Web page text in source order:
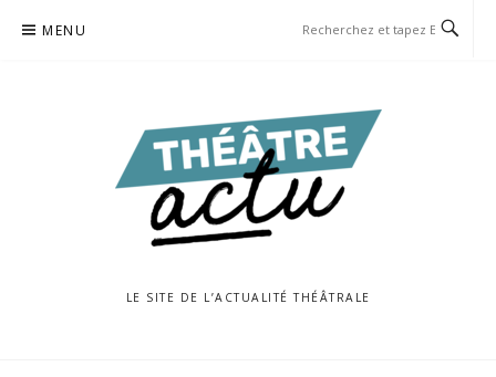
MENU
LE SITE DE L’ACTUALITÉ THÉÂTRALE